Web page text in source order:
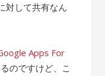
対して共有なん
Apps For
のですけど、こ